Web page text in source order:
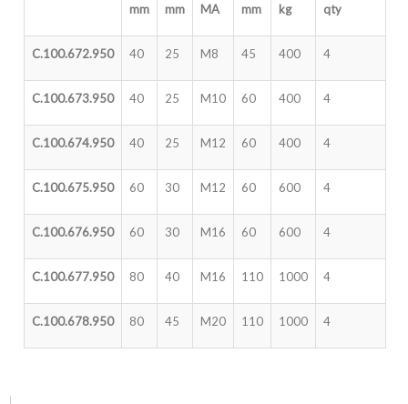
mm mm MA mm kg qty
C.100.672.950 40 25 M8 45 400 4
C.100.673.950 40 25 M10 60 400 4
C.100.674.950 40 25 M12 60 400 4
C.100.675.950 60 30 M12 60 600 4
C.100.676.950 60 30 M16 60 600 4
C.100.677.950 80 40 M16 110 1000 4
C.100.678.950 80 45 M20 110 1000 4